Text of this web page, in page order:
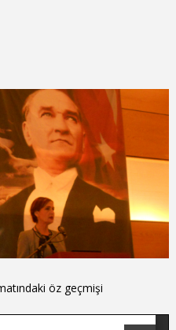
öz geçmişi